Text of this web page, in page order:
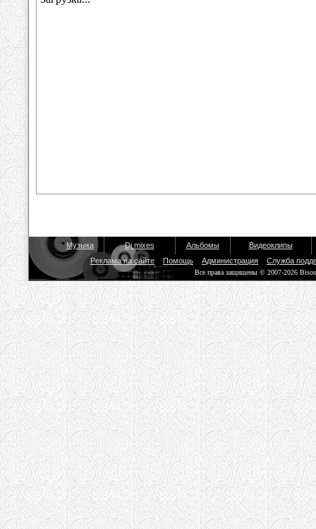
Музыка Dj mixes Альбомы
Видеоклипы
Реклама на сайте
Помощь Администрация Служба
Все права защищены © 2007-2026